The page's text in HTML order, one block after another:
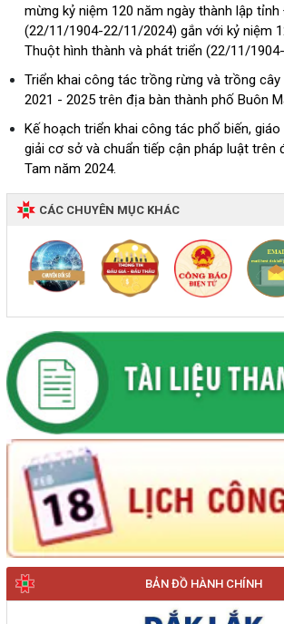
BẢN ĐỒ HÀNH CHÍNH
mừng kỷ niệm 120 năm ngày thành lập tỉnh
(22/11/1904-22/11/2024) gắn với kỷ niệm
Thuột hình thành và phát triển (22/11/
Triển khai công tác trồng rừng và trồng cây
2021 - 2025 trên địa bàn thành phố Buôn
Kế hoạch triển khai công tác phổ biến,
giải cơ sở và chuẩn tiếp cận pháp luật trên
Tam năm 2024.
CÁC CHUYÊN MỤC KHÁC